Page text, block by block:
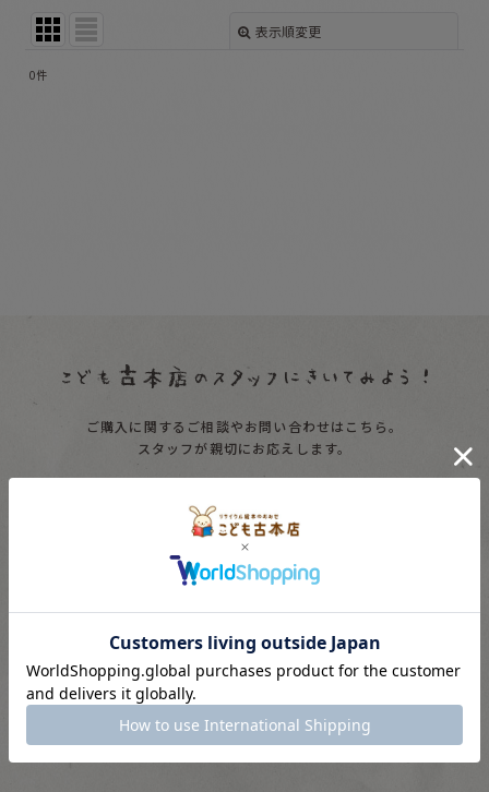
表示順変更
0件
ご購入に関するご相談やお問い合わせはこちら。
スタッフが親切にお応えします。
受付
10：00 〜 16：00
※水・土・日・祝は対応をお休みいただいています。
ページ下部のチャットウインドウよりお問い合わせくださ
い。